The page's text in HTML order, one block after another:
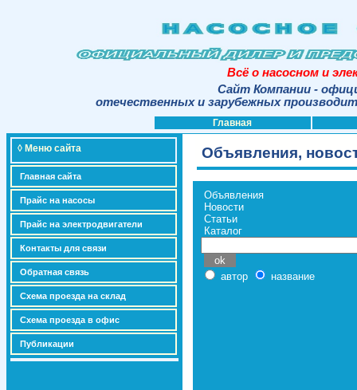
Всё о насосном и
Сайт Компании -
отечественных и зарубежных
Главная
◊ Меню сайта
Главная сайта
Прайс на насосы
Прайс на электродвигатели
Контакты для связи
Обратная связь
Схема проезда на склад
Схема проезда в офис
Публикации
Объявления,
Объявления
Новости
Статьи
Каталог
автор название